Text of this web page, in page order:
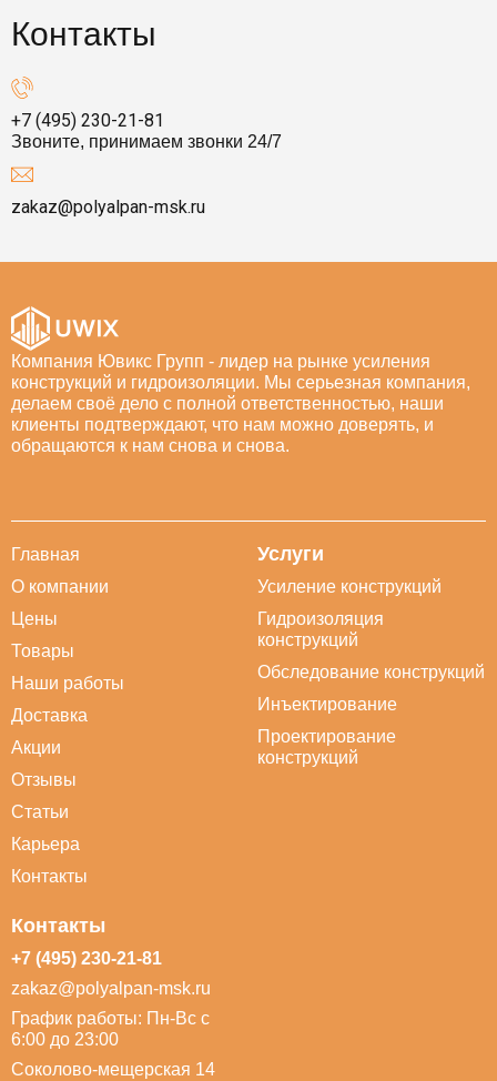
Контакты
+7 (495) 230-21-81
Звоните, принимаем звонки 24/7
zakaz@polyalpan-msk.ru
Компания Ювикс Групп - лидер на рынке усиления
конструкций и гидроизоляции. Мы серьезная компания,
делаем своё дело с полной ответственностью, наши
клиенты подтверждают, что нам можно доверять, и
обращаются к нам снова и снова.
Главная
О компании
Цены
Товары
Наши работы
Доставка
Акции
Отзывы
Статьи
Карьера
Контакты
Услуги
Усиление конструкций
Гидроизоляция
конструкций
Обследование конструкций
Инъектирование
Проектирование
конструкций
Контакты
+7 (495) 230-21-81
zakaz@polyalpan-msk.ru
График работы: Пн-Вс с
6:00 до 23:00
Соколово-мещерская 14